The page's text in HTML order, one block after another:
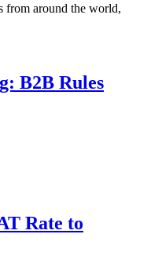
from around the world,
B2B Rules
Rate to